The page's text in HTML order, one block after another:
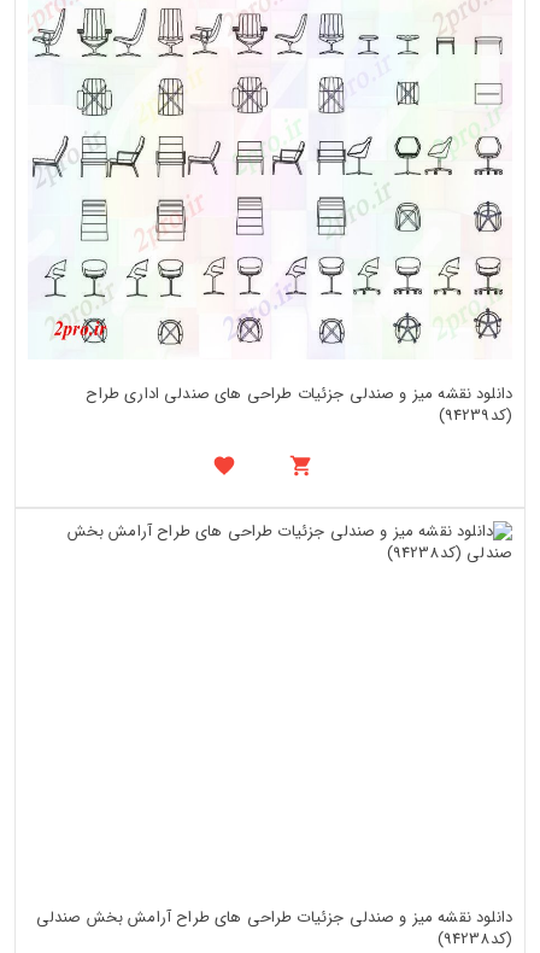
دانلود نقشه میز و صندلی جزئیات طراحی های صندلی اداری طراح
(کد94239)
دانلود نقشه میز و صندلی جزئیات طراحی های طراح آرامش بخش صندلی
(کد94238)